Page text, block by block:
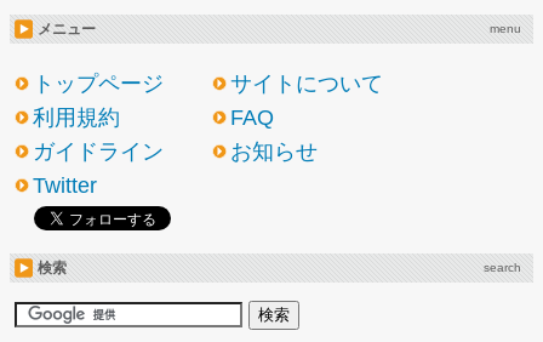
メニュー menu
トップページ
サイトについて
利用規約
FAQ
ガイドライン
お知らせ
Twitter
検索 search